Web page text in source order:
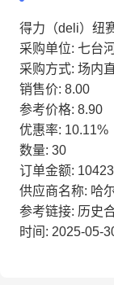
得力（deli）纽
采购单位: 七台
采购方式: 场内
销售价: 8.00
参考价格: 8.90
优惠率: 10.11%
数量: 30
订单金额:
供应商名称: 哈
参考链接: 历史
时间: 2025-05-